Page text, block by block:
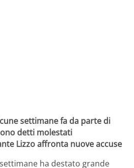
settimane fa da parte di
detti molestati
Lizzo affronta nuove accuse
ha destato grande